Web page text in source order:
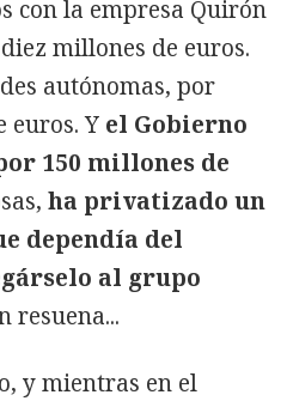
con la empresa Quirón
millones de euros.
autónomas, por
euros. Y el Gobierno
150 millones de
ha privatizado un
dependía del
al grupo
resuena...
y mientras en el